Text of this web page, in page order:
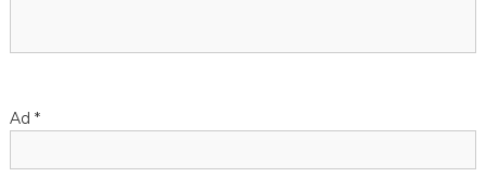
Ad *